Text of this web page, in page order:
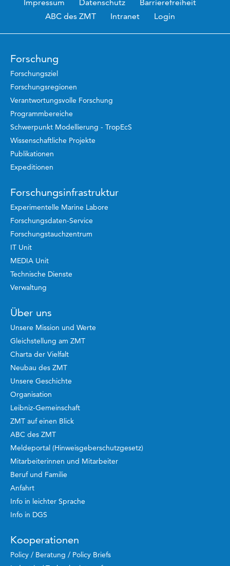
Impressum Datenschutz
Barrierefreiheit
ABC des ZMT
Intranet Login
Forschung
Forschungsziel
Forschungsregionen
Verantwortungsvolle Forschung
Programmbereiche
Schwerpunkt Modellierung - TropEcS
Wissenschaftliche Projekte
Publikationen
Expeditionen
Forschungsinfrastruktur
Experimentelle Marine Labore
Forschungsdaten-Service
Forschungstauchzentrum
IT Unit
MEDIA Unit
Technische Dienste
Verwaltung
Über uns
Unsere Mission und Werte
Gleichstellung am ZMT
Charta der Vielfalt
Neubau des ZMT
Unsere Geschichte
Organisation
Leibniz-Gemeinschaft
ZMT auf einen Blick
ABC des ZMT
Meldeportal (Hinweisgeberschutzgesetz)
Mitarbeiterinnen und Mitarbeiter
Beruf und Familie
Anfahrt
Info in leichter Sprache
Info in DGS
Kooperationen
Policy / Beratung / Policy Briefs